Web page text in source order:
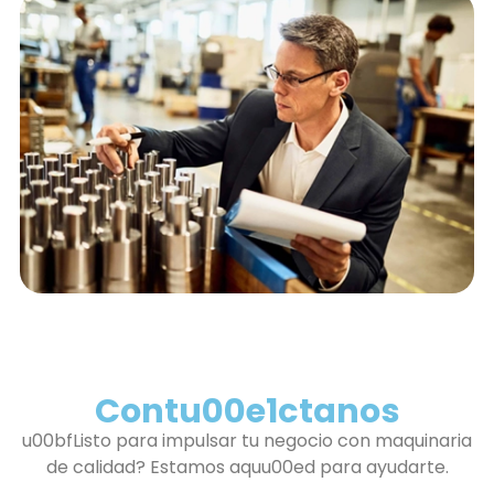
Contu00e1ctanos
u00bfListo para impulsar tu negocio con maquinaria
de calidad? Estamos aquu00ed para ayudarte.